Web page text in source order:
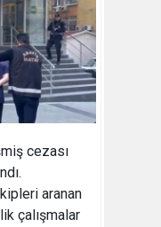
cezası
aranan
çalışmalar